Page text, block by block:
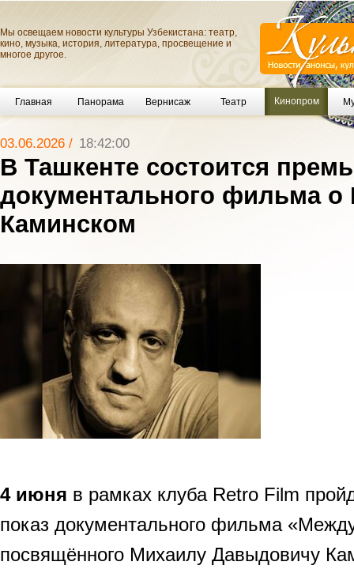
Мы освещаем новости культуры Узбекистана: театр,
кино, музыка, история, литература, просвещение и
многое другое.
Главная Панорама Вернисаж Театр Кинопром
03.06.2026 / 18:42:00
В Ташкенте состоится
документального фильма о
Каминском
4 июня в рамках клуба Retro Film
показ документального фильма
посвящённого Михаилу Давыдовичу